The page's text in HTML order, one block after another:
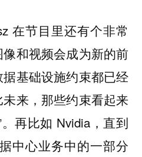
在节目里还有个非常
和视频会成为新的前
基础设施约束都已经
来，那些约束看起来
再比如 Nvidia，直到
中心业务中的一部分